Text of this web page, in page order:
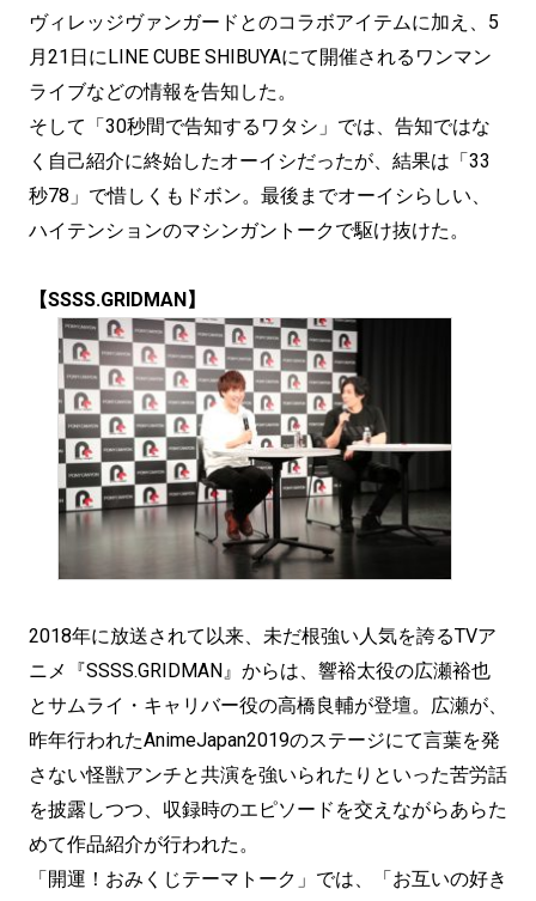
ヴィレッジヴァンガードとのコラボアイテムに加え、5
月21日にLINE CUBE SHIBUYAにて開催されるワンマン
ライブなどの情報を告知した。
そして「30秒間で告知するワタシ」では、告知ではな
く自己紹介に終始したオーイシだったが、結果は「33
秒78」で惜しくもドボン。最後までオーイシらしい、
ハイテンションのマシンガントークで駆け抜けた。
【SSSS.GRIDMAN】
2018年に放送されて以来、未だ根強い人気を誇るTVア
ニメ『SSSS.GRIDMAN』からは、響裕太役の広瀬裕也
とサムライ・キャリバー役の高橋良輔が登壇。広瀬が、
昨年行われたAnimeJapan2019のステージにて言葉を発
さない怪獣アンチと共演を強いられたりといった苦労話
を披露しつつ、収録時のエピソードを交えながらあらた
めて作品紹介が行われた。
「開運！おみくじテーマトーク」では、「お互いの好き